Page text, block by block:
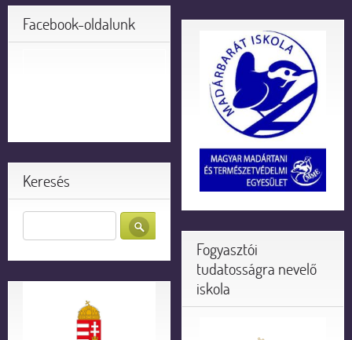
Facebook-oldalunk
Keresés
Fogyasztói
tudatosságra nevelő
iskola